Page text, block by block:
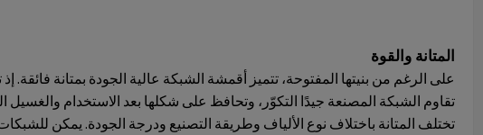
المتانة والقوة
على الرغم من بنيتها المفتوحة، تتميز أقمشة الشبكة عالية الجودة بمتانة
تقاوم الشبكة المصنعة جيدًا التكوّر، وتحافظ على شكلها بعد الاستخدام والغسيل
تختلف المتانة باختلاف نوع الألياف وطريقة التصنيع ودرجة الجودة. يمكن